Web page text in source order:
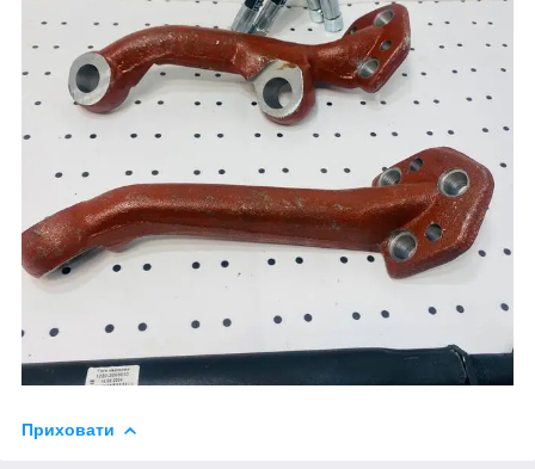
Приховати